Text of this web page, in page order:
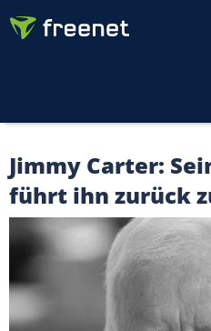
Jimmy Carter:
führt ihn zurück